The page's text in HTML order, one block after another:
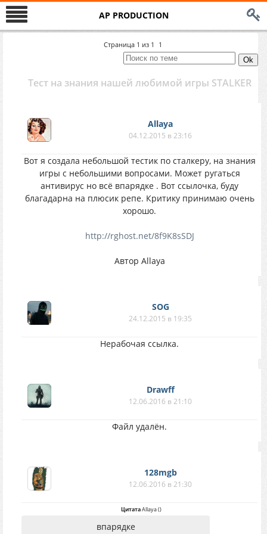
AP PRODUCTION
Страница 1 из 1 1
Тест на знания нашей любимой игры STALKER
Allaya
04.12.2015 в 23:16
Вот я создала небольшой тестик по сталкеру, на знания
игры с небольшими вопросами. Может ругаться
антивирус но всё впарядке . Вот ссылочка, буду
благадарна на плюсик репе. Критику принимаю очень
хорошо.
http://rghost.net/8f9K8sSDJ
Автор Allaya
SOG
24.12.2015 в 19:35
Нерабочая ссылка.
Drawff
12.06.2016 в 21:10
Файл удалён.
128mgb
12.06.2016 в 21:30
ЦитатаAllaya()
впарядке